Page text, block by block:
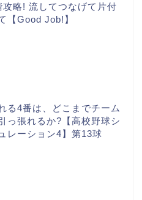
攻略! 流してつなげて片付
【Good Job!】
る4番は、どこまでチーム
っ張れるか?【高校野球シ
レーション4】第13球